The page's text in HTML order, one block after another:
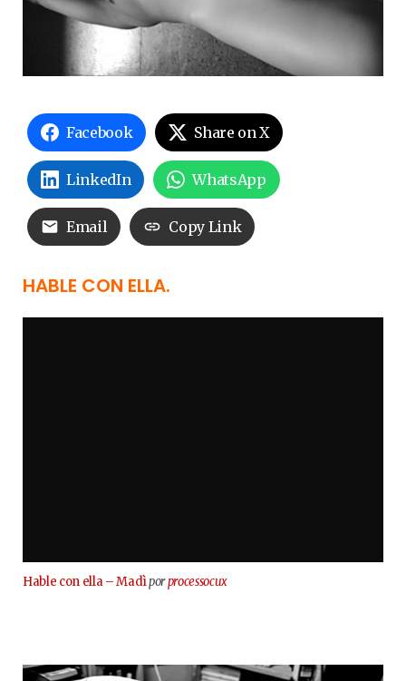
Facebook Share on X
LinkedIn WhatsApp
Email Copy Link
HABLE CON ELLA.
Hable con ella – Madìporprocessocux